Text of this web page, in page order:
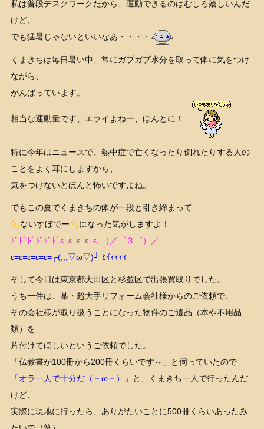
私は普段デスクワークだから、運動できるのはむしろ嬉しいんだ
けど、
でも猛暑じゃないといいなあ・・・・
くまきちは毎日暑い中、常にガブガブ水分を取って体に気をつけ
ながら、
がんばっています。
相当な運動量です、エライよねー、ほんとに！
特に今年はニュースで、熱中症で亡くなったり倒れたりする人の
ことをよく耳にしますから、
気をつけないとほんと怖いですよね。
でもこの夏でくまきちの体が一段と引き締まって
ないすぼでー
になった気がしますよ！
ﾄﾞﾄﾞﾄﾞﾄﾞﾄﾞﾄﾞε=ε=ε=ε=ε=（／゜３゜）／
ε=ε=ε=ε=ε=┌(;;;▽ω▽)┘ ﾋｲｨｨｨｨ
そして今日は東京都大田区と杉並区で出張買取りでした。
うち一件は、某・超大手リフォーム会社様からのご依頼で、
その会社様が取り扱うことになった物件のご遺品（本や不用品
類）を
片付けてほしいというご依頼でした。
「仏教書が100冊から200冊くらいです～」と伺っていたので
「オラ一人で十分だ（－ω－）」
と、くまきち一人で行ったんだ
けど、
実際に現地に行ったら、ありがたいことに500冊くらいあったみ